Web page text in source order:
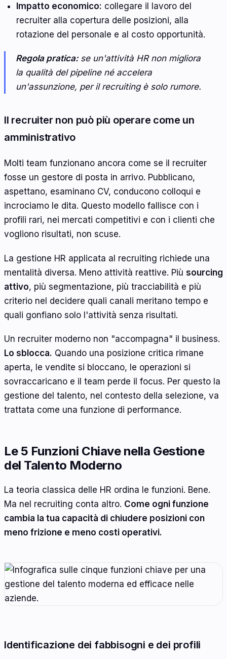
Impatto economico: collegare il lavoro del
recruiter alla copertura delle posizioni, alla
rotazione del personale e al costo opportunità.
Regola pratica:se un'attività HR non migliora
la qualità del pipeline né accelera
un'assunzione, per il recruiting è solo rumore.
Il recruiter non può più operare come un
amministrativo
Molti team funzionano ancora come se il recruiter
fosse un gestore di posta in arrivo. Pubblicano,
aspettano, esaminano CV, conducono colloqui e
incrociamo le dita. Questo modello fallisce con i
profili rari, nei mercati competitivi e con i clienti che
vogliono risultati, non scuse.
La gestione HR applicata al recruiting richiede una
mentalità diversa. Meno attività reattive. Più sourcing
attivo, più segmentazione, più tracciabilità e più
criterio nel decidere quali canali meritano tempo e
quali gonfiano solo l'attività senza risultati.
Un recruiter moderno non "accompagna" il business.
Lo sblocca. Quando una posizione critica rimane
aperta, le vendite si bloccano, le operazioni si
sovraccaricano e il team perde il focus. Per questo la
gestione del talento, nel contesto della selezione, va
trattata come una funzione di performance.
Le 5 Funzioni Chiave nella Gestione
del Talento Moderno
La teoria classica delle HR ordina le funzioni. Bene.
Ma nel recruiting conta altro. Come ogni funzione
cambia la tua capacità di chiudere posizioni con
meno frizione e meno costi operativi.
Identificazione dei fabbisogni e dei profili